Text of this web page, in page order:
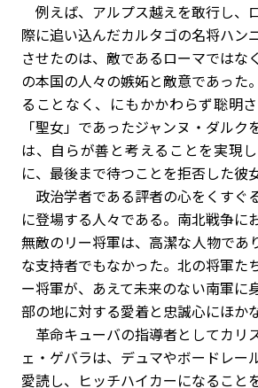
例えば、アルプス越えを敢行し、
際に追い込んだカルタゴの名将ハン
させたのは、敵であるローマではな
の本国の人々の嫉妬と敵意であった
ることなく、にもかかわらず聡明
「聖女」であったジャンヌ・ダルク
は、自らが善と考えることを実現
に、最後まで待つことを拒否した彼
政治学者である評者の心をくすぐ
に登場する人々である。南北戦争に
無敵のリー将軍は、高潔な人物であ
な支持者でもなかった。北の将軍た
ー将軍が、あえて未来のない南軍に
部の地に対する愛着と忠誠心にほか
革命キューバの指導者としてカリ
ェ・ゲバラは、デュマやボードレー
愛読し、ヒッチハイカーになること